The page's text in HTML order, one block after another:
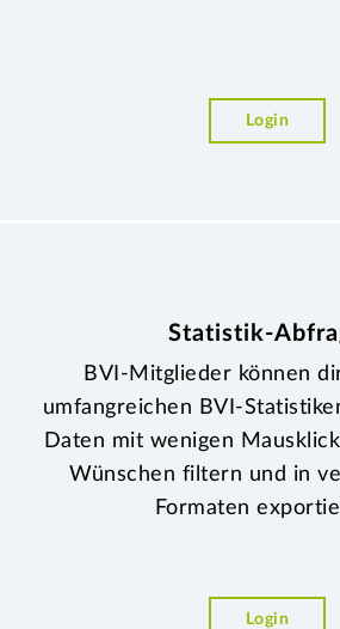
Login
Statistik-
BVI-Mitglieder können
umfangreichen BVI-
Daten mit wenigen
Wünschen filtern und in
Formaten
Login